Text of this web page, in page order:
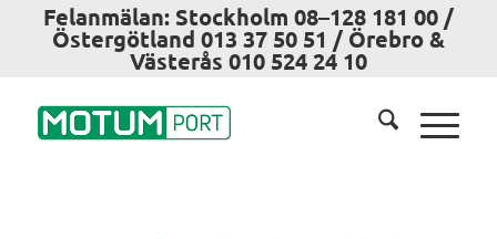
Felanmälan: Stockholm 08–128 181 00 /
Östergötland 013 37 50 51 / Örebro &
Västerås 010 524 24 10